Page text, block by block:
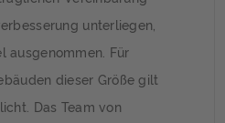
unterliegen,
ausgenommen. Für
dieser Größe gilt
Das Team von